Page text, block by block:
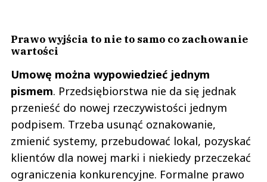
Prawo wyjścia to nie to samo co zachowanie
wartości
Umowę można wypowiedzieć jednym
pismem. Przedsiębiorstwa nie da się jednak
przenieść do nowej rzeczywistości jednym
podpisem. Trzeba usunąć oznakowanie,
zmienić systemy, przebudować lokal, pozyskać
klientów dla nowej marki i niekiedy przeczekać
ograniczenia konkurencyjne. Formalne prawo